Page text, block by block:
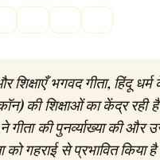
शिक्षाएँ भगवद गीता, हिंदू
की शिक्षाओं का केंद्र
ने गीता की पुनर्व्याख्या की
को गहराई से प्रभावित किया